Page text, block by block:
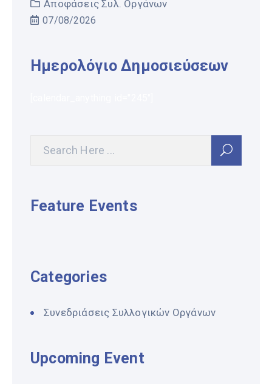
Αποφάσεις Συλ. Οργάνων
07/08/2026
Ημερολόγιο Δημοσιεύσεων
Feature Events
Categories
Συνεδριάσεις Συλλογικών Οργάνων
Upcoming Event